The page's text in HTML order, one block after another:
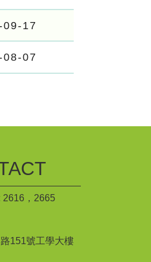
09-17
08-07
2616，2665
151號工學大樓